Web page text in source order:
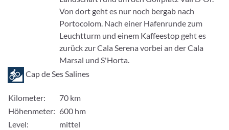
Von dort geht es nur noch bergab nach
Portocolom. Nach einer Hafenrunde zum
Leuchtturm und einem Kaffeestop geht es
zurück zur Cala Serena vorbei an der Cala
Marsal und S'Horta.
Cap de Ses Salines
Kilometer:
70 km
Höhenmeter: 600 hm
Level:
mittel